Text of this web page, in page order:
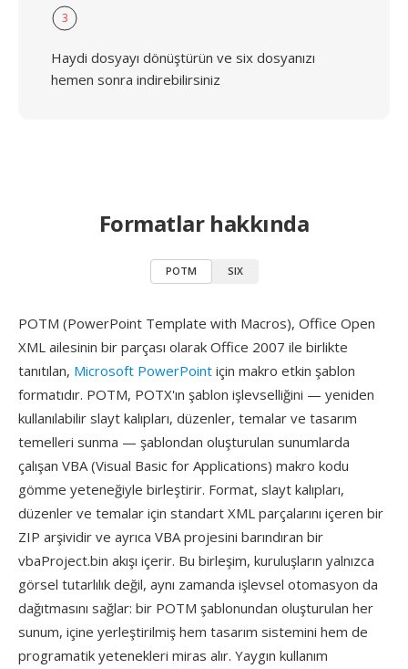
3
Haydi dosyayı dönüştürün ve six dosyanızı
hemen sonra indirebilirsiniz
Formatlar hakkında
POTM SIX
POTM (PowerPoint Template with Macros), Office Open
XML ailesinin bir parçası olarak Office 2007 ile birlikte
tanıtılan, Microsoft PowerPoint için makro etkin şablon
formatıdır. POTM, POTX'ın şablon işlevselliğini — yeniden
kullanılabilir slayt kalıpları, düzenler, temalar ve tasarım
temelleri sunma — şablondan oluşturulan sunumlarda
çalışan VBA (Visual Basic for Applications) makro kodu
gömme yeteneğiyle birleştirir. Format, slayt kalıpları,
düzenler ve temalar için standart XML parçalarını içeren bir
ZIP arşividir ve ayrıca VBA projesini barındıran bir
vbaProject.bin akışı içerir. Bu birleşim, kuruluşların yalnızca
görsel tutarlılık değil, aynı zamanda işlevsel otomasyon da
dağıtmasını sağlar: bir POTM şablonundan oluşturulan her
sunum, içine yerleştirilmiş hem tasarım sistemini hem de
programatik yetenekleri miras alır. Yaygın kullanım